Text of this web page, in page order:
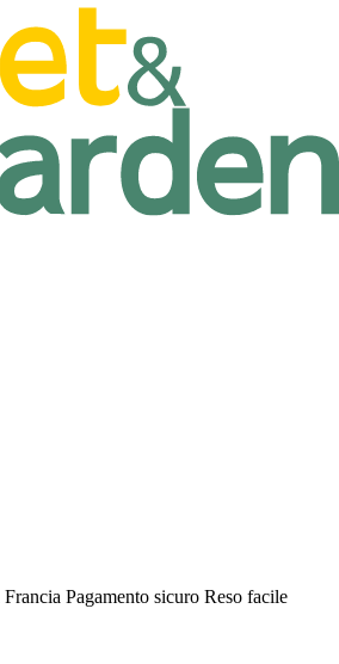
Pagamento sicuro Reso facile